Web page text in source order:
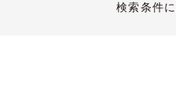
検索条件